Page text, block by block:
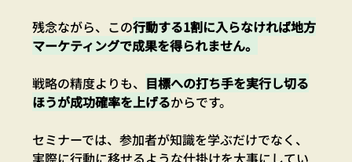
残念ながら、この行動する1割に入らなければ地方
マーケティングで成果を得られません。
戦略の精度よりも、 目標への打ち手を実行し切る
ほうが成功確率を上げるからです。
セミナーでは、参加者が知識を学ぶだけでなく、